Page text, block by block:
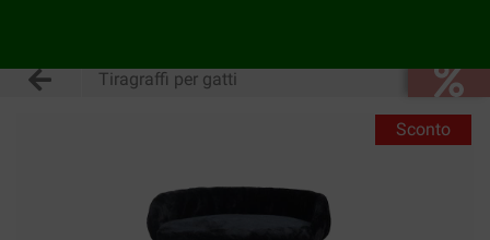
Tiragraffi per gatti
Sconto